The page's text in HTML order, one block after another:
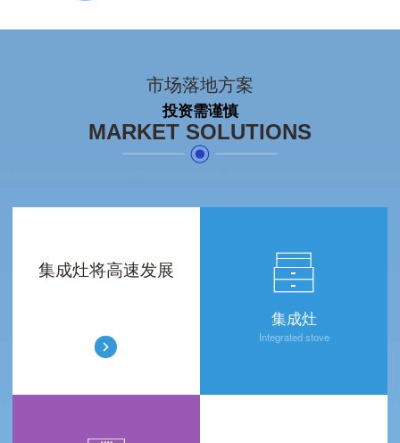
市场落地方案
投资需谨慎
MARKET SOLUTIONS
集成灶将高速发展
集成灶
Integrated stove